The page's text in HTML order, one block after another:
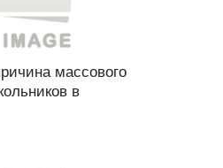
массового
в